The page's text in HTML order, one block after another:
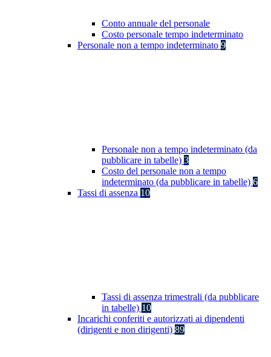
Conto annuale del personale
Costo personale tempo indeterminato
Personale non a tempo indeterminato 9
Personale non a tempo indeterminato (da
pubblicare in tabelle) 3
Costo del personale non a tempo
indeterminato (da pubblicare in tabelle) 6
Tassi di assenza 10
Tassi di assenza trimestrali (da pubblicare
in tabelle) 10
Incarichi conferiti e autorizzati ai dipendenti
(dirigenti e non dirigenti) 89